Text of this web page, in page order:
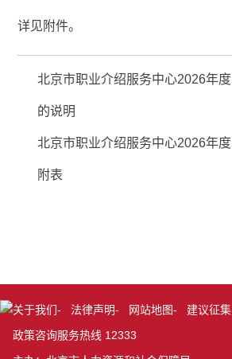
详见附件。
北京市职业介绍服务中心2026年
的说明
北京市职业介绍服务中心2026年
附表
关于我们- 法律声明- 网站地图- 建议征集
政策咨询服务热线 12333